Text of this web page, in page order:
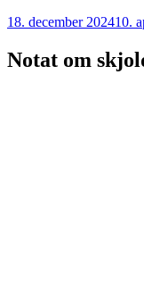
Udgivet
18. december 202410.
Notat om